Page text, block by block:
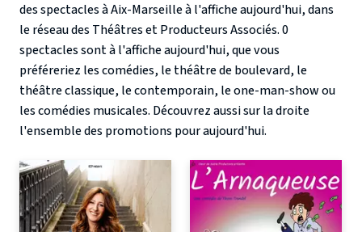
des spectacles à Aix-Marseille à l'affiche aujourd'hui, dans
le réseau des Théâtres et Producteurs Associés. 0
spectacles sont à l'affiche aujourd'hui, que vous
préféreriez les comédies, le théâtre de boulevard, le
théâtre classique, le contemporain, le one-man-show ou
les comédies musicales. Découvrez aussi sur la droite
l'ensemble des promotions pour aujourd'hui.